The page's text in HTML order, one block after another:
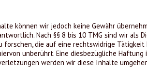
können wir jedoch keine Gewähr
Nach §§ 8 bis 10 TMG sind wir als
die auf eine rechtswidrige Tätigkeit
unberührt. Eine diesbezügliche
werden wir diese Inhalte